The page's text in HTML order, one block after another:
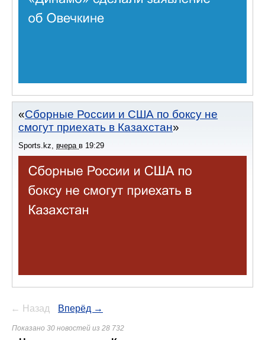
Сборные России и США по боксу не
смогут приехать в Казахстан
Sports.kz, вчера в 19:29
← Назад Вперёд →
Показано 30 новостей из 28 732